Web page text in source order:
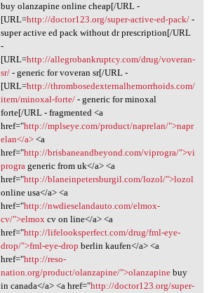
buy olanzapine online cheap[/URL -
[URL=http://doctor123.org/super-active-ed-pack/-
super active ed pack without dr prescription[/URL
-
[URL=http://allegrobankruptcy.com/drug/voveran-
sr/- generic for voveran sr[/URL -
[URL=http://thrombosedexternalhemorrhoids.com/
item/minoxal-forte/- generic for minoxal
forte[/URL - fragmented <a
href="http://mplseye.com/product/naprelan/">napr
elan</a><a
href="http://brisbaneandbeyond.com/viprogra/">vi
progrageneric from uk</a> <a
href="http://blaneinpetersburgil.com/lozol/">lozol
online usa</a> <a
href="http://nwdieselandauto.com/elmox-
cv/">elmoxcv on line</a> <a
href="http://lifelooksperfect.com/drug/fml-eye-
drop/">fml-eye-drop berlin kaufen</a> <a
href="http://reso-
nation.org/product/olanzapine/">olanzapinebuy
in canada</a> <a href="http://doctor123.org/super-